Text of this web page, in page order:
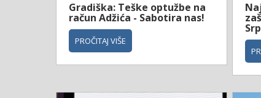
Gradiška: Teške optužbe na
račun Adžića - Sabotira nas!
PROČITAJ VIŠE